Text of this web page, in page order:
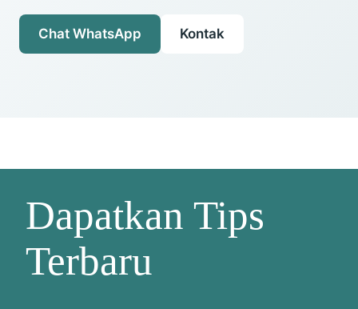
Chat WhatsApp Kontak
Dapatkan Tips
Terbaru